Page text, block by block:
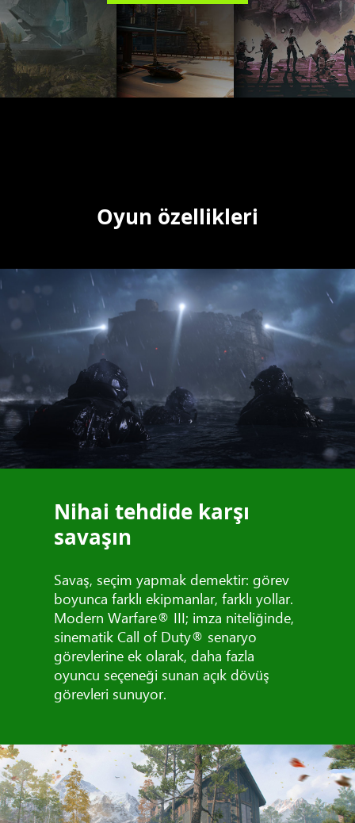
Oyun özellikleri
Nihai tehdide karşı
savaşın
Savaş, seçim yapmak demektir: görev
boyunca farklı ekipmanlar, farklı yollar.
Modern Warfare® III; imza niteliğinde,
sinematik Call of Duty® senaryo
görevlerine ek olarak, daha fazla
oyuncu seçeneği sunan açık dövüş
görevleri sunuyor.